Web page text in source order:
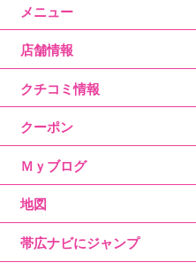
メニュー
店舗情報
クチコミ情報
クーポン
Ｍｙブログ
地図
帯広ナビにジャンプ